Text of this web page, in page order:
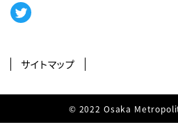
サイトマップ
© 2022 Osaka